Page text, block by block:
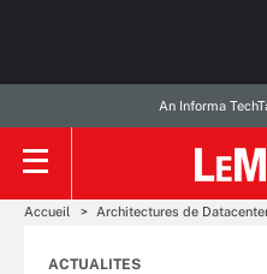
An Informa
Accueil Architectures de
ACTUALITES